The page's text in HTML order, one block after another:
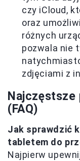
czy iCloud,
oraz
różnych
pozwala nie
zdjęciami z
(FAQ)
Jak sprawdzić
tabletem do
Najpierw